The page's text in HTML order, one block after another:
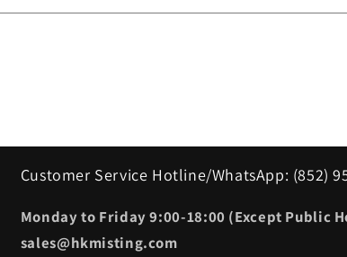
Customer Service Hotline/WhatsApp: (852)
Monday to Friday 9:00-18:00 (Except Public
sales@hkmisting.com